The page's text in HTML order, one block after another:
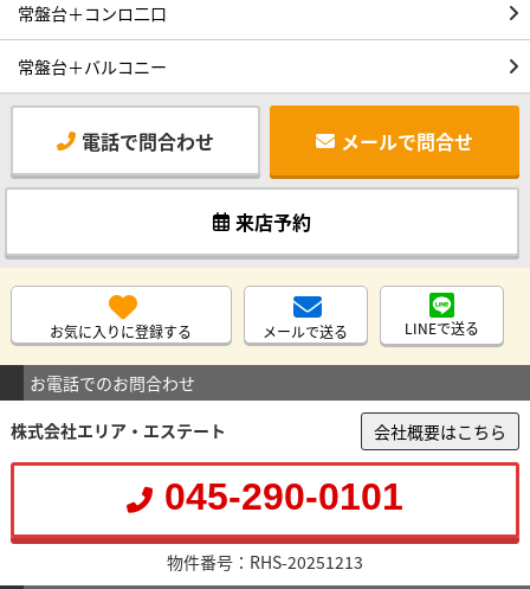
常盤台＋コンロ二口
常盤台＋バルコニー
電話で問合わせ メールで問合せ
来店予約
お気に入りに登録する メールで送る LINEで送る
お電話でのお問合わせ
株式会社エリア・エステート
会社概要はこちら
045-290-0101
物件番号：RHS-20251213